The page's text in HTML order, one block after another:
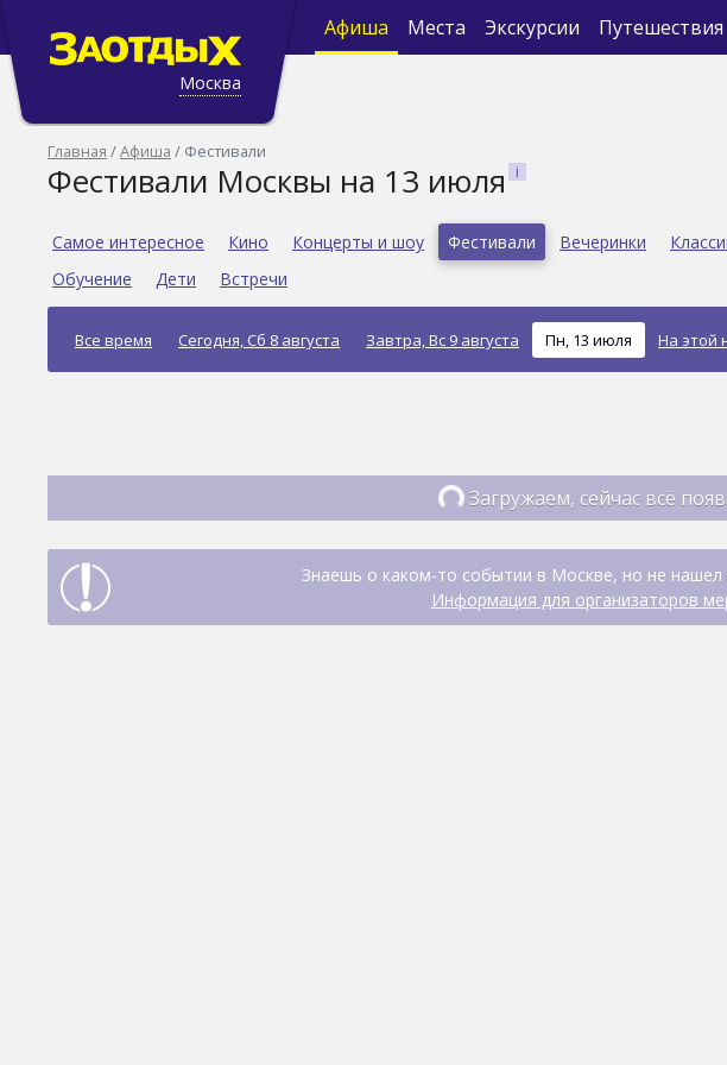
Москва
Афиша Места Экскурсии Путешествия
Главная Афиша Фестивали
Фестивали Москвы на 13 июля
Самое интересное Кино Концерты и шоу Фестивали Вечеринки
Обучение
Дети Встречи
Все время Сегодня, Сб 8 августа Завтра, Вс 9 августа Пн, 13 июля На этой
Загружаем, сейчас всё
Знаешь о каком-то событии в Москве, но не
Информация для организаторов